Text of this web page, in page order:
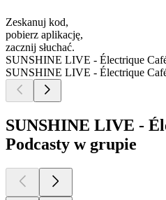
Zeskanuj kod,
pobierz aplikację,
zacznij słuchać.
SUNSHINE LIVE - Électrique
SUNSHINE LIVE - Électrique
SUNSHINE LIVE -
Podcasty w grupie